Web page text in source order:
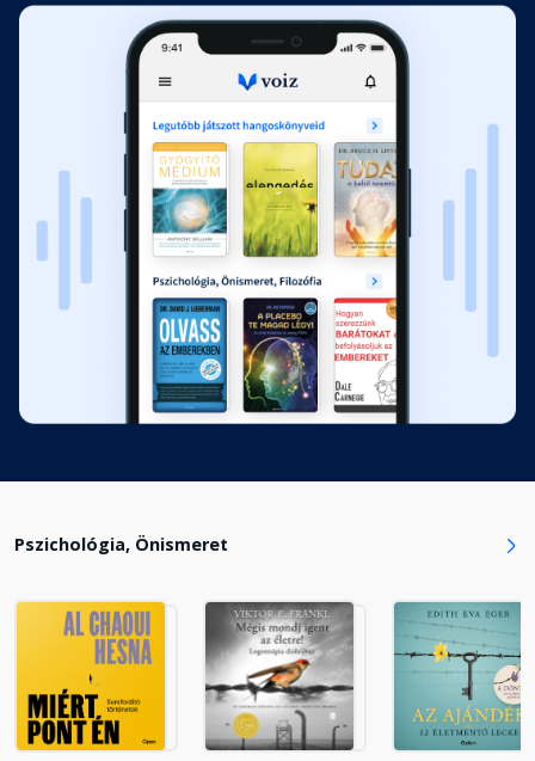
Fejezet hossza: 00:33:27
Tizedik fejezet: Az örömteli belső
gyermek
Fejezet hossza: 00:10:38
Köszönetnyilvánítás
Fejezet hossza: 00:02:00
A szerzőről
Fejezet hossza: 00:01:31
Pszichológia, Önismeret